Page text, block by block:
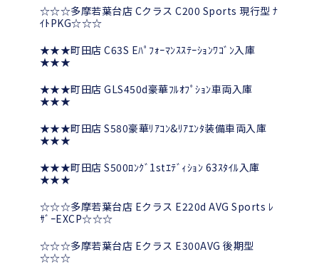
☆☆☆多摩若葉台店 Cクラス C200 Sports 現行型 ﾅ
ｲﾄPKG☆☆☆
★★★町田店 C63S Eﾊﾟﾌｫｰﾏﾝｽｽﾃｰｼｮﾝﾜｺﾞﾝ入庫
★★★
★★★町田店 GLS450d豪華ﾌﾙｵﾌﾟｼｮﾝ車両入庫
★★★
★★★町田店 S580豪華ﾘｱｺﾝ&ﾘｱｴﾝﾀ装備車両入庫
★★★
★★★町田店 S500ﾛﾝｸﾞ1stｴﾃﾞｨｼｮﾝ 63ｽﾀｲﾙ入庫
★★★
☆☆☆多摩若葉台店 Eクラス E220d AVG Sports ﾚ
ｻﾞｰEXCP☆☆☆
☆☆☆多摩若葉台店 Eクラス E300AVG 後期型
☆☆☆